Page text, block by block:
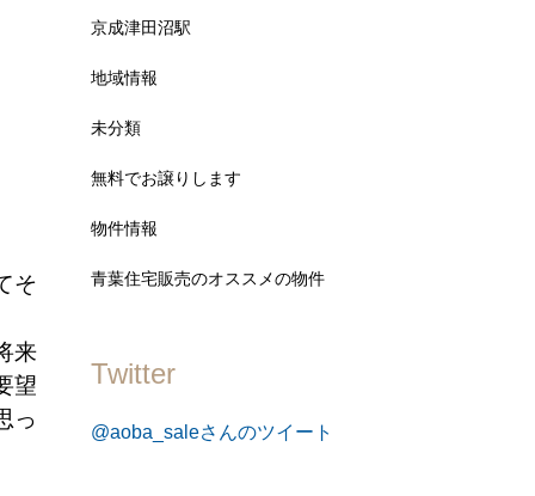
そ
来
望
っ
京成津田沼駅
地域情報
未分類
無料でお譲りします
物件情報
青葉住宅販売のオススメの物件
Twitter
@aoba_saleさんのツイート